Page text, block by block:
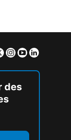
TwitterInstagram
Youtube
des